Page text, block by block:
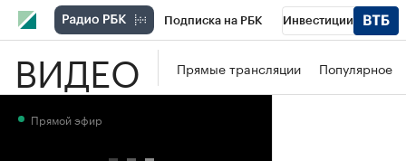
Подписка на РБК Инвестиции
ВИДЕО Прямые трансляции Популярное
Прямой эфир